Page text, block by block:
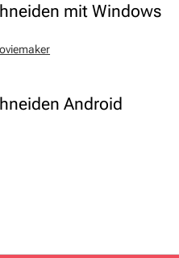
mit Windows
Android